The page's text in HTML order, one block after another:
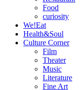
Food
curiosity
We!Eat
Health&Soul
Culture Corner
Film
Theater
Music
Literature
Fine Art